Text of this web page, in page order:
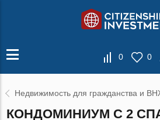
0 0
Недвижимость для гражданства и
КОНДОМИНИУМ С 2